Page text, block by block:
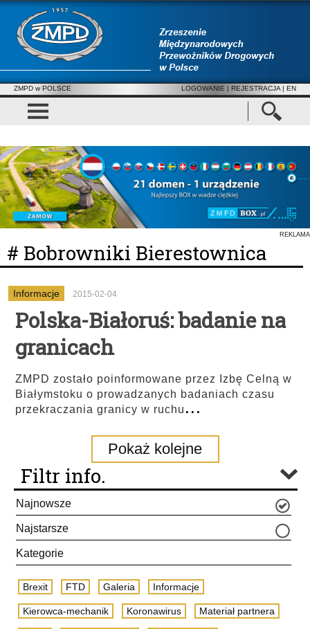
ZMPD w POLSCE LOGOWANIE | REJESTRACJA | EN
REKLAMA
# Bobrowniki Bierestownica
Informacje 2015-02-04
Polska-Białoruś: badanie na
granicach
ZMPD zostało poinformowane przez Izbę Celną w
Białymstoku o prowadzanych badaniach czasu
przekraczania granicy w ruchu...
Pokaż kolejne
Filtr info.
Najnowsze
Najstarsze
Kategorie
Brexit FTD Galeria Informacje
Kierowca-mechanik Koronawirus Materiał partnera